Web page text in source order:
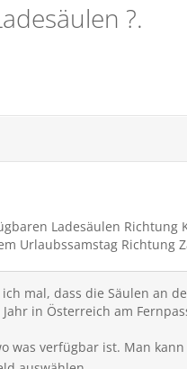
?.
Ladesäulen Richtung
Urlaubssamstag Richtung
mal, dass die Säulen an
in Österreich am
was verfügbar ist. Man